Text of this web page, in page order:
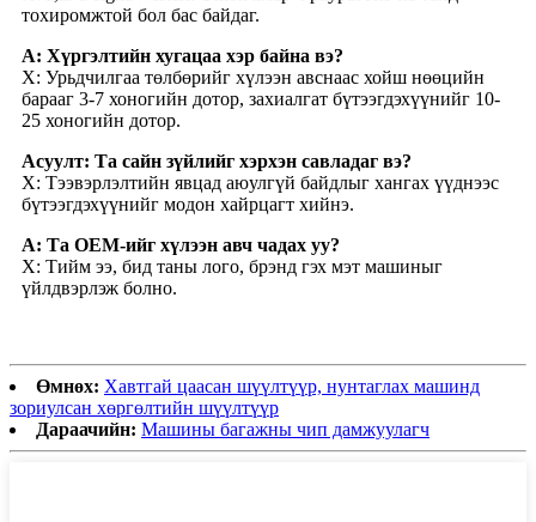
тохиромжтой бол бас байдаг.
А: Хүргэлтийн хугацаа хэр байна вэ?
Х: Урьдчилгаа төлбөрийг хүлээн авснаас хойш нөөцийн
барааг 3-7 хоногийн дотор, захиалгат бүтээгдэхүүнийг 10-
25 хоногийн дотор.
Асуулт: Та сайн зүйлийг хэрхэн савладаг вэ?
Х: Тээвэрлэлтийн явцад аюулгүй байдлыг хангах үүднээс
бүтээгдэхүүнийг модон хайрцагт хийнэ.
А: Та OEM-ийг хүлээн авч чадах уу?
Х: Тийм ээ, бид таны лого, брэнд гэх мэт машиныг
үйлдвэрлэж болно.
Өмнөх: Хавтгай цаасан шүүлтүүр, нунтаглах машинд
зориулсан хөргөлтийн шүүлтүүр
Дараачийн: Машины багажны чип дамжуулагч